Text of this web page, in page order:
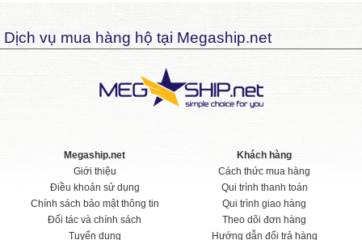
Dịch vụ mua hàng hộ tại Megaship.net
Megaship.net
Giới thiệu
Điều khoản sử dụng
Chính sách bảo mật thông tin
Đối tác và chính sách
Tuyển dụng
Khách hàng
Cách thức mua hàng
Qui trình thanh toán
Qui trình giao hàng
Theo dõi đơn hàng
Hướng dẫn đổi trả hàng